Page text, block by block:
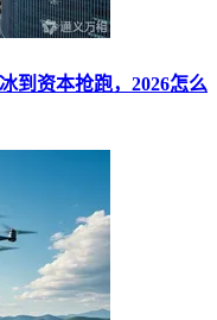
到资本抢跑，2026怎么